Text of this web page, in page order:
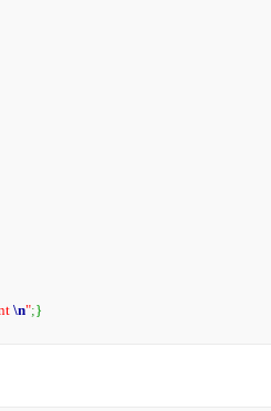
\n";}